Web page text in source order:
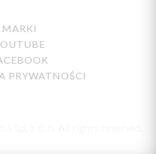
MARKI
PRYWATNOŚCI
Sp. z o. o. All rights reserved.